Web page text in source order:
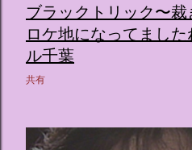
ブラックトリック〜
ロケ地になってまし
ル千葉
共有